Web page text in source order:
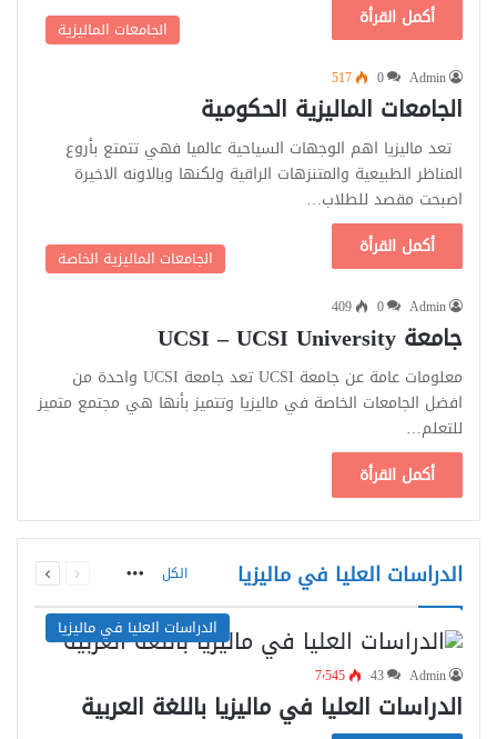
أكمل القرأة
الجامعات الماليزية
Admin
0
517
الجامعات الماليزية الحكومية
تعد ماليزيا اهم الوجهات السياحية عالميا فهي تتمتع بأروع
المناظر الطبيعية والمتنزهات الراقية ولكنها وبالاونه الاخيرة
اصبحت مقصد للطلاب…
أكمل القرأة
الجامعات الماليزية الخاصة
Admin
0
409
جامعة UCSI – UCSI University
معلومات عامة عن جامعة UCSI تعد جامعة UCSI واحدة من
افضل الجامعات الخاصة في ماليزيا وتتميز بأنها هي مجتمع متميز
للتعلم…
أكمل القرأة
الدراسات العليا في ماليزيا الكل Moreالصفحةالصفحة
الدراسات العليا في ماليزيا
Admin
43 7٬545
الدراسات العليا في ماليزيا باللغة العربية